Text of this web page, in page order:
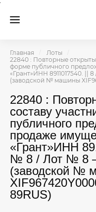
Главная
Лоты
22840 : Повторные
форме публичного
«Грант»ИНН 8911017540.
(заводской № машины
22840 :
составу
публичного
продаже
«Грант»ИНН
№ 8 / Лот № 8
(заводской №
89RUS)